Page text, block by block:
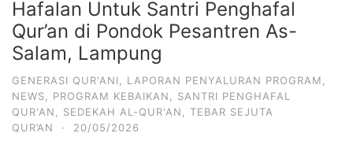
Hafalan Untuk Santri Penghafal
Qur’an di Pondok Pesantren As-
Salam, Lampung
GENERASI QUR'ANI LAPORAN PENYALURAN PROGRAM
NEWS
PROGRAM KEBAIKAN
SANTRI PENGHAFAL
QUR'AN
SEDEKAH AL-QUR'AN
TEBAR SEJUTA
QUR’AN
· 20/05/2026